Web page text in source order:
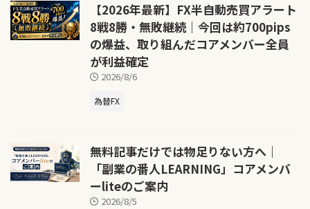
【2026年最新】FX半自動売買アラート
8戦8勝・無敗継続｜今回は約700pips
の爆益、取り組んだコアメンバー全員
が利益確定
2026/8/6
為替FX
無料記事だけでは物足りない方へ｜
「副業の番人LEARNING」コアメンバ
ーliteのご案内
2026/8/5